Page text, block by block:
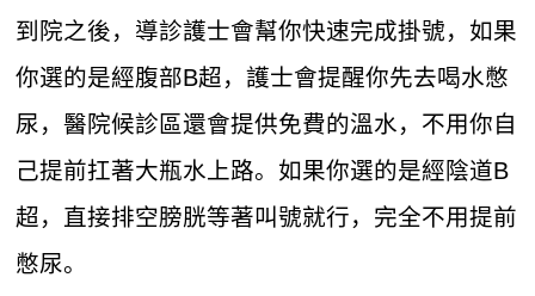
到院之後，導診護士會幫你快速完成掛號，如果
你選的是經腹部B超，護士會提醒你先去喝水憋
尿，醫院候診區還會提供免費的溫水，不用你自
己提前扛著大瓶水上路。如果你選的是經陰道B
超，直接排空膀胱等著叫號就行，完全不用提前
憋尿。